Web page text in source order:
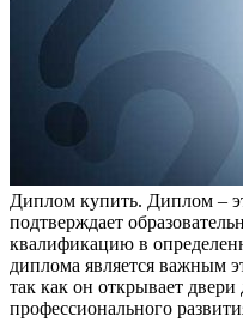
Диплoм купить. Диплoм –
подтверждает
квалификацию в
диплома является важным
так как он открывает двери
профессионального